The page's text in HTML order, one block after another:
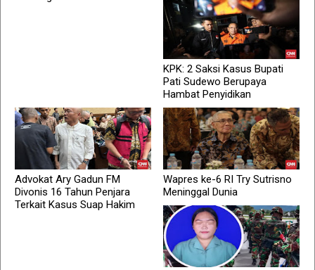
KPK: 2 Saksi Kasus Bupati
Pati Sudewo Berupaya
Hambat Penyidikan
Advokat Ary Gadun FM
Divonis 16 Tahun Penjara
Terkait Kasus Suap Hakim
Wapres ke-6 RI Try Sutrisno
Meninggal Dunia